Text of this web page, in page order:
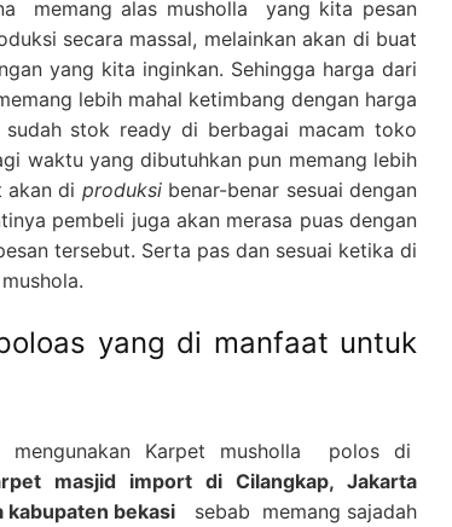
memang alas musholla yang kita pesan
secara massal, melainkan akan di buat
yang kita inginkan. Sehingga harga dari
lebih mahal ketimbang dengan harga
stok ready di berbagai macam toko
waktu yang dibutuhkan pun memang lebih
akan di produksi benar-benar sesuai dengan
pembeli juga akan merasa puas dengan
tersebut. Serta pas dan sesuai ketika di
yang di manfaat untuk
mengunakan Karpet musholla polos di
masjid import di Cilangkap, Jakarta
kabupaten bekasi sebab memang sajadah